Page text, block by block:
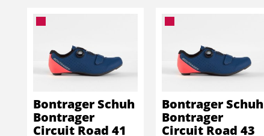
Bontrager Schuh
Bontrager
Circuit Road 41
Bontrager Schuh
Bontrager
Circuit Road 43